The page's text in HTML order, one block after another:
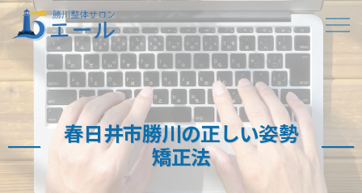
春日井市勝川の正しい姿勢
矯正法